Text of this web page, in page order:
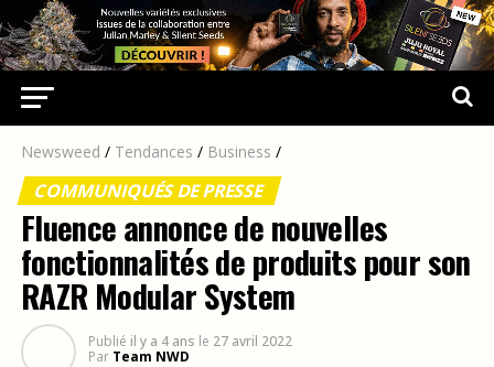
Newsweed / Tendances / Business /
COMMUNIQUÉS DE PRESSE
Fluence annonce de nouvelles
fonctionnalités de produits pour son
RAZR Modular System
Publié il y a 4 ans le 27 avril 2022
Par Team NWD